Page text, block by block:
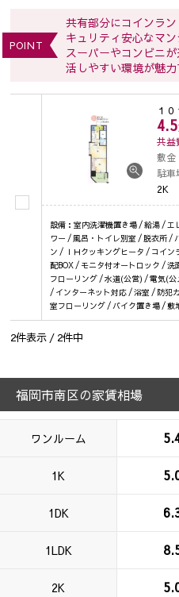
POINT
共有部分にコインラ
キュリティ安心なマ
スーパーやコンビニ
活しやすい環境が魅力
１
4.5
共益
敷金
駐車
2K
設備：室内洗濯機置き場 / 給湯 /
ワー / 風呂・トイレ別室 / 脱衣所 /
ン / ＩＨクッキングヒータ / コイ
配BOX / モニタ付オートロック /
フローリング / 水道(公営) / 電気(
/ インターネット対応 / 浴室 / 防犯
室フローリング / バイク置き場 / 敷
2件表示 / 2件中
福岡市南区の家賃相場
ワンルーム
1K
1DK
1LDK
2K